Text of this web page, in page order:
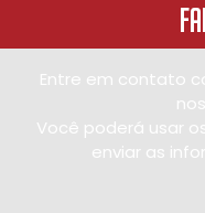
Entre em contato
Você poderá usar
enviar as